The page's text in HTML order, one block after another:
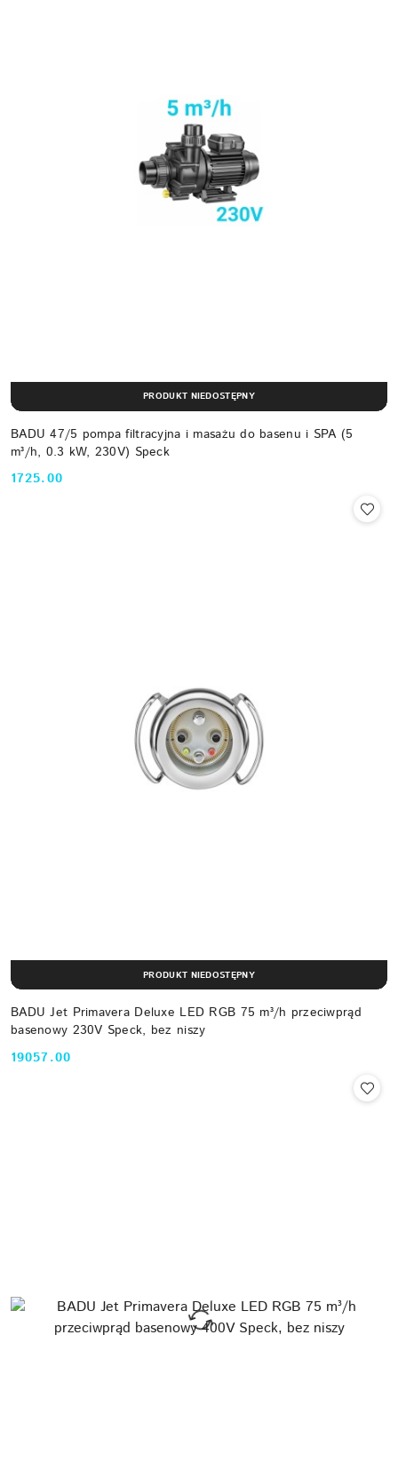
BADU 47/5 pompa filtracyjna i masażu do basenu i SPA (5
m³/h, 0.3 kW, 230V) Speck
Cena:
1725.00
PRODUKT NIEDOSTĘPNY
BADU Jet Primavera Deluxe LED RGB 75 m³/h przeciwprąd
basenowy 230V Speck, bez niszy
Cena:
19057.00
PRODUKT NIEDOSTĘPNY